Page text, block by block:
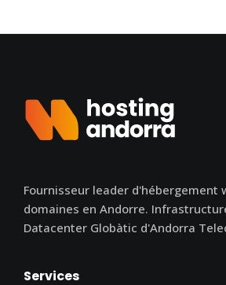
Fournisseur leader d'hébergement
domaines en Andorre.
Datacenter Globàtic d'Andorra
Services